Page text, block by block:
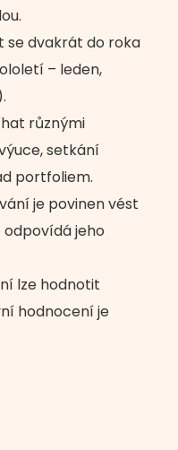
se dvakrát do roka
– leden,
různými
setkání
portfoliem.
je povinen vést
jeho
lze hodnotit
hodnocení je